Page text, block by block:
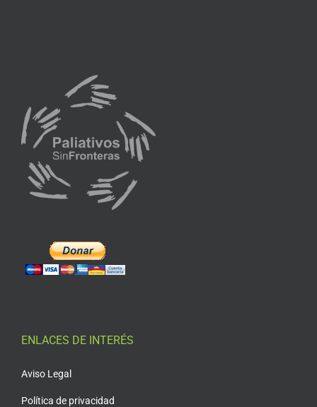
ENLACES DE INTERÉS
Aviso Legal
Política de privacidad